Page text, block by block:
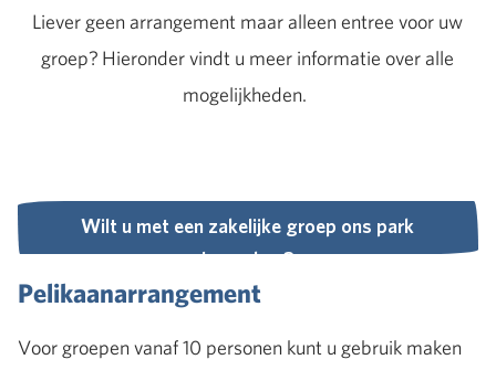
Liever geen arrangement maar alleen entree voor uw
groep? Hieronder vindt u meer informatie over alle
mogelijkheden.
Wilt u met een zakelijke groep ons park
bezoeken?
Wilt u met een zakelijke groep ons park
bezoeken?
Pelikaanarrangement
Voor groepen vanaf 10 personen kunt u gebruik maken